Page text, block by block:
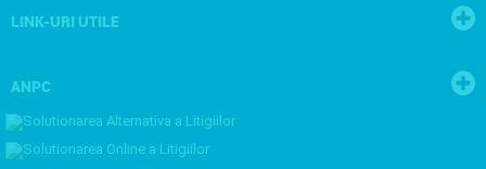
LINK-URI UTILE
ANPC